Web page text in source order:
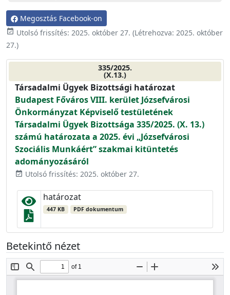
Megosztás Facebook-on
event_available Utolsó frissítés: 2025. október 27. (Létrehozva: 2025. október
27.)
335/2025.
(X.13.)
Társadalmi Ügyek Bizottsági határozat
Budapest Főváros VIII. kerület Józsefvárosi
Önkormányzat Képviselő testületének
Társadalmi Ügyek Bizottsága 335/2025. (X. 13.)
számú határozata a 2025. évi „Józsefvárosi
Szociális Munkáért” szakmai kitüntetés
adományozásáról
event_available Utolsó frissítés: 2025. október 27.
határozat
447 KB PDF dokumentum
Betekintő nézet